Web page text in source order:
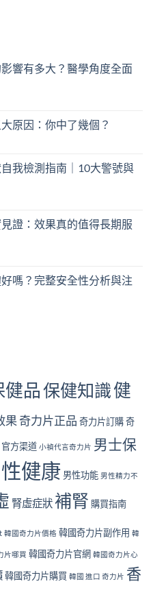
響有多大？醫學角度全面
原因：你中了幾個？
我檢測指南｜10大警號與
證：效果真的值得長期服
嗎？完整安全性分析與注
健品保健知識健
果 奇力片正品 奇力片訂購奇
官方渠道 小禎代言奇力片 男士保
健康 男性功能 男性精力不
腎虛症狀補腎 購買指南
韓國奇力片價格 韓國奇力片副作用 韓
片哪買 韓國奇力片官網 韓國奇力片心
韓國奇力片購買 韓國 進口 奇力片 香